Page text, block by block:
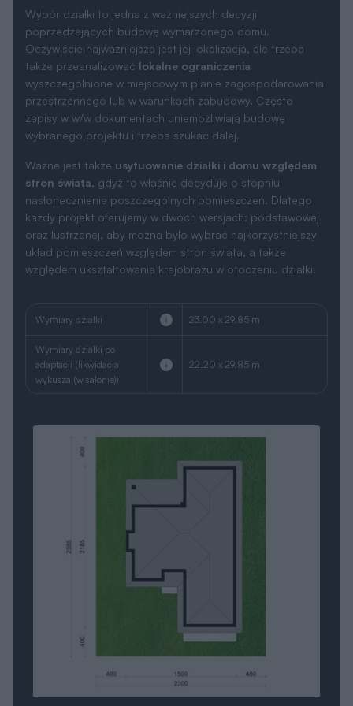
Wybór działki to jedna z ważniejszych decyzji
poprzedzających budowę wymarzonego domu.
Oczywiście najważniejsza jest jej lokalizacja, ale trzeba
także przeanalizować lokalne ograniczenia
wyszczególnione w miejscowym planie zagospodarowania
przestrzennego lub w warunkach zabudowy. Często
zapisy w w/w dokumentach uniemożliwiają budowę
wybranego projektu i trzeba szukać dalej.
Ważne jest także usytuowanie działki i domu względem
stron świata, gdyż to właśnie decyduje o stopniu
nasłonecznienia poszczególnych pomieszczeń. Dlatego
każdy projekt oferujemy w dwóch wersjach: podstawowej
oraz lustrzanej, aby można było wybrać najkorzystniejszy
układ pomieszczeń względem stron świata, a także
względem ukształtowania krajobrazu w otoczeniu działki.
Wymiary działki 23.00 x 29.85 m
Wymiary działki po
adaptacji (likwidacja
wykusza (w salonie))
22.20 x 29.85 m